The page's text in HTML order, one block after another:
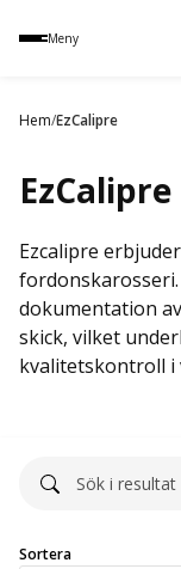
Meny
namn,
eller
Hem/EzCalipre
EzCalipre
Ezcalipre
dokumentation
skick, vilket
kvalitetskontroll i
Sortera